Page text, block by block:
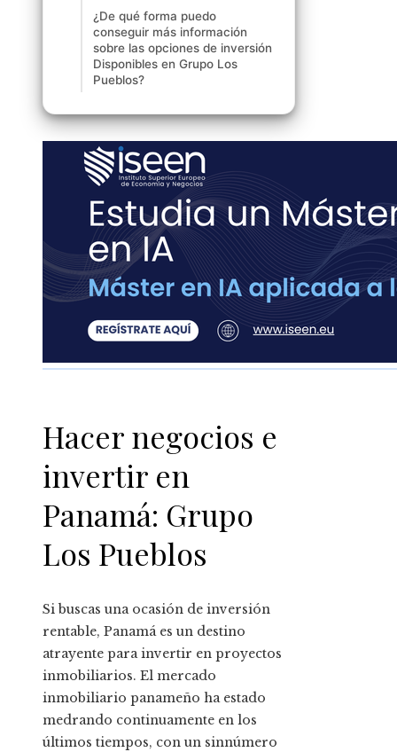
¿De qué forma puedo
conseguir más información
sobre las opciones de inversión
Disponibles en Grupo Los
Pueblos?
Hacer negocios e
invertir en
Panamá: Grupo
Los Pueblos
Si buscas una ocasión de inversión
rentable, Panamá es un destino
atrayente para invertir en proyectos
inmobiliarios. El mercado
inmobiliario panameño ha estado
medrando continuamente en los
últimos tiempos, con un sinnúmero